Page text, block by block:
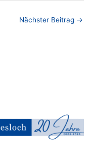
Nächster Beitrag →